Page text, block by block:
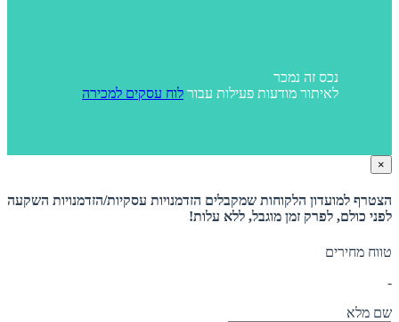
נכס זה נמכר
לאיתור מודעות פעילות עבור לוח עסקים למכירה
×
הצטרף למועדון הלקוחות שמקבלים הזדמנויות עסקיות/הזדמנויות השקעה
לפני כולם, לפרק זמן מוגבל, ללא עלות!
טווח מחירים
-
שם מלא